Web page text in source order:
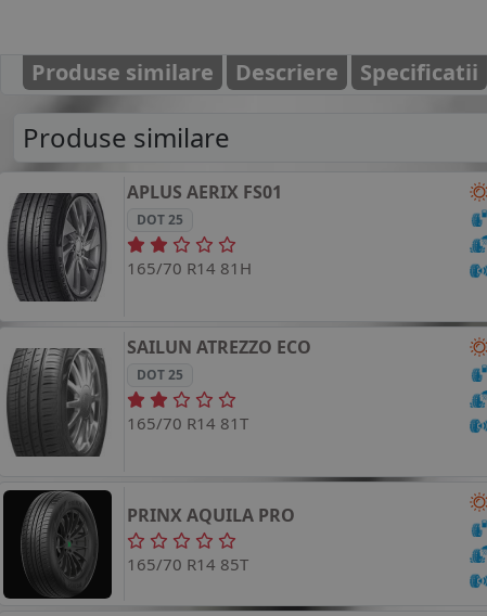
Produse similare Descriere Specificatii
Produse similare
APLUS AERIX FS01
DOT 25
165/70 R14 81H
SAILUN ATREZZO ECO
DOT 25
165/70 R14 81T
PRINXAQUILA PRO
165/70 R14 85T